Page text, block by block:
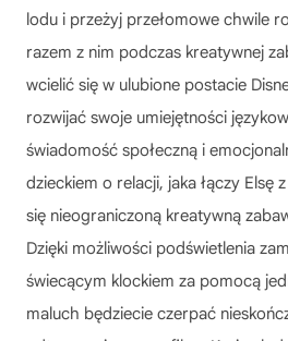
lodu i przeżyj przełomowe chwile
razem z nim podczas kreatywnej
wcielić się w ulubione postacie
rozwijać swoje umiejętności
świadomość społeczną i
dzieckiem o relacji, jaka łączy Elsę
się nieograniczoną kreatywną
Dzięki możliwości podświetlenia
świecącym klockiem za pomocą
maluch będziecie czerpać